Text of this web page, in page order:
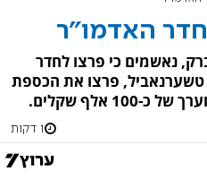
בני 14 ו-16 מבני ברק, נאשמים כי פרצו לחדר
טשערנאביל, פרצו את הכספת
אלף שקלים.
1 דקות